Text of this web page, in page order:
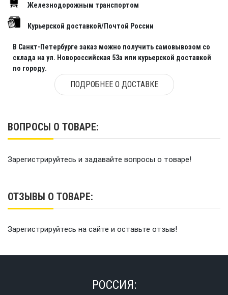
Железнодорожным транспортом
Курьерской доставкой/Почтой России
В Санкт-Петербурге заказ можно получить самовывозом со
склада на ул. Новороссийская 53а или курьерской доставкой
по городу.
ПОДРОБНЕЕ О ДОСТАВКЕ
ВОПРОСЫ О ТОВАРЕ:
Зарегистрируйтесь и задавайте вопросы о товаре!
ОТЗЫВЫ О ТОВАРЕ:
Зарегистрируйтесь на сайте и оставьте отзыв!
РОССИЯ: